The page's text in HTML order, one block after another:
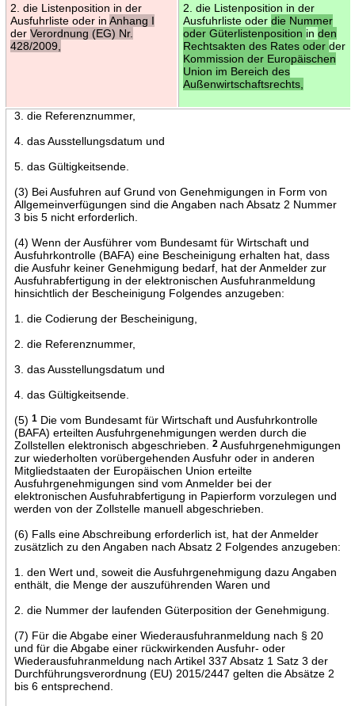
2. die Listenposition in der
Ausfuhrliste oder in Anhang I
der Verordnung (EG) Nr.
428/2009,
2. die Listenposition in der
Ausfuhrliste oder die Nummer
oder Güterlistenposition in den
Rechtsakten des Rates oder der
Kommission der Europäischen
Union im Bereich des
Außenwirtschaftsrechts,
3. die Referenznummer,
4. das Ausstellungsdatum und
5. das Gültigkeitsende.
(3) Bei Ausfuhren auf Grund von Genehmigungen in Form von
Allgemeinverfügungen sind die Angaben nach Absatz 2 Nummer
3 bis 5 nicht erforderlich.
(4) Wenn der Ausführer vom Bundesamt für Wirtschaft und
Ausfuhrkontrolle (BAFA) eine Bescheinigung erhalten hat, dass
die Ausfuhr keiner Genehmigung bedarf, hat der Anmelder zur
Ausfuhrabfertigung in der elektronischen Ausfuhranmeldung
hinsichtlich der Bescheinigung Folgendes anzugeben:
1. die Codierung der Bescheinigung,
2. die Referenznummer,
3. das Ausstellungsdatum und
4. das Gültigkeitsende.
(5) 1Die vom Bundesamt für Wirtschaft und Ausfuhrkontrolle
(BAFA) erteilten Ausfuhrgenehmigungen werden durch die
Zollstellen elektronisch abgeschrieben.
2Ausfuhrgenehmigungen
zur wiederholten vorübergehenden Ausfuhr oder in anderen
Mitgliedstaaten der Europäischen Union erteilte
Ausfuhrgenehmigungen sind vom Anmelder bei der
elektronischen Ausfuhrabfertigung in Papierform vorzulegen und
werden von der Zollstelle manuell abgeschrieben.
(6) Falls eine Abschreibung erforderlich ist, hat der Anmelder
zusätzlich zu den Angaben nach Absatz 2 Folgendes anzugeben:
1. den Wert und, soweit die Ausfuhrgenehmigung dazu Angaben
enthält, die Menge der auszuführenden Waren und
2. die Nummer der laufenden Güterposition der Genehmigung.
(7) Für die Abgabe einer Wiederausfuhranmeldung nach § 20
und für die Abgabe einer rückwirkenden Ausfuhr- oder
Wiederausfuhranmeldung nach Artikel 337 Absatz 1 Satz 3 der
Durchführungsverordnung (EU) 2015/2447 gelten die Absätze 2
bis 6 entsprechend.